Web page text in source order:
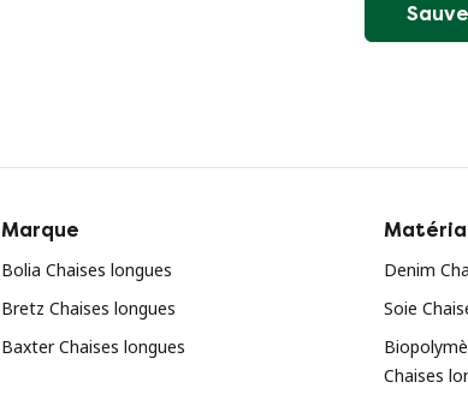
Marque
Bolia Chaises longues
Bretz Chaises longues
Baxter Chaises longues
Denim
Soie
Chaises